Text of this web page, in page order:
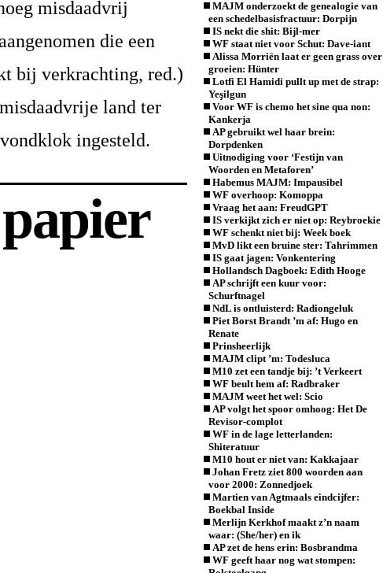
misdaadvrij
die een
bij verkrachting, red.)
land ter
ingesteld.
MAJM onderzoekt de genealogie van
een schedelbasisfractuur: Dorpijn
IS nekt die shit: Bijl-mer
WF staat niet voor Schut: Dave-iant
Alissa Morriën laat er geen grass over
groeien: Hünter
Lotfi El Hamidi pullt up met de strap:
Yeşilgun
Voor WF is chemo het sine qua non:
Kankerja
AP gebruikt wel haar brein:
Dorpdenken
Uitnodiging voor ‘Festijn van
Woorden en Metaforen’
Habemus MAJM: Impausibel
WF overhoop: Komoppa
Vraag het aan: FreudGPT
IS verkijkt zich er niet op: Reybroekie
WF schenkt niet bij: Week boek
MvD likt een bruine ster: Tahrimmen
IS gaat jagen: Vonkentering
Hollandsch Dagboek: Edith Hooge
AP schrijft een kuur voor:
Schurftnagel
NdL is ontluisterd: Radiongeluk
Piet Borst Brandt ’m af: Hugo en
Renate
Prinsheerlijk
MAJM clipt ’m: Todesluca
M10 zet een tandje bij: ’t Verkeert
WF beult hem af: Radbraker
MAJM weet het wel: Scio
AP volgt het spoor omhoog: Het De
Revisor-complot
WF in de lage letterlanden:
Shiteratuur
M10 hout er niet van: Kakkajaar
Johan Fretz ziet 800 woorden aan
voor 2000: Zonnedjoek
Martien van Agtmaals eindcijfer:
Boekbal Inside
Merlijn Kerkhof maakt z’n naam
waar: (She/her) en ik
AP zet de hens erin: Bosbrandma
WF geeft haar nog wat stompen: